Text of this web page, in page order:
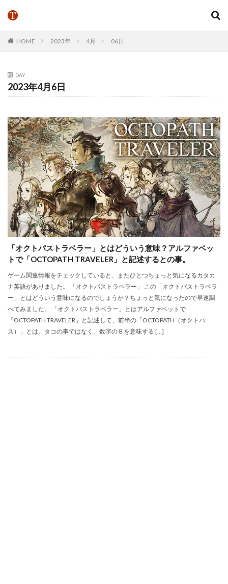
HOME 2023年 4月 06日
DAY
2023年4月6日
「オクトパストラベラー」とはどういう意味？アルファベッ
トで「OCTOPATH TRAVELER」と記述するとの事。
ゲーム関連情報をチェックしていると、またひとつちょっと気になるカタカ
ナ英語がありました。 「オクトパストラベラー」 この「オクトパストラベラ
ー」とはどういう意味になるのでしょうか？ちょっと気になったので早速調
べてみました。 「オクトパストラベラー」とはアルファベットで
「OCTOPATH TRAVELER」と記述して、前半の「OCTOPATH（オクトパ
ス）」とは、タコの事ではなく、数字の８を意味する […]